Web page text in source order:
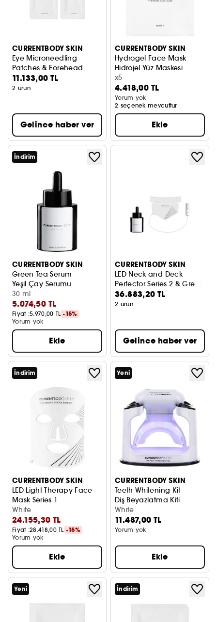
CURRENTBODY SKIN
Eye Microneedling
Patches & Forehead
Microneedling Patches
11.133,00 TL
2 ürün
Gelince haber ver
CURRENTBODY SKIN
Hydrogel Face Mask
Hidrojel Yüz Maskesi
x5
4.418,00 TL
Yorum yok
2 seçenek mevcuttur
Ekle
İndirim
CURRENTBODY SKIN
Green Tea Serum
Yeşil Çay Serumu
30 ml
5.074,50 TL
Fiyat :5.970,00 TL -15%
Yorum yok
Ekle
CURRENTBODY SKIN
LED Neck and Deck
Perfector Series 2 & Green
Tea Serum
36.883,20 TL
2 ürün
Gelince haber ver
İndirim
CURRENTBODY SKIN
LED Light Therapy Face
Mask Series 1
Yüz Bakım Cihazı Series 1
White
24.155,30 TL
Fiyat :28.418,00 TL -15%
Yorum yok
Ekle
Yeni
CURRENTBODY SKIN
Teeth Whitening Kit
Diş Beyazlatma Kiti
White
11.487,00 TL
Yorum yok
Ekle
Yeni İndirim